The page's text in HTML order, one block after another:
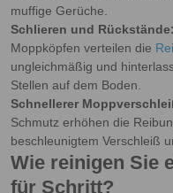
muffige Gerüche.
Schlieren und Rückstände:
Moppköpfen verteilen die
ungleichmäßig und
Stellen auf dem Boden.
Schnellerer
Schmutz erhöhen die
beschleunigtem Verschleiß
Wie reinigen Sie
für Schritt?